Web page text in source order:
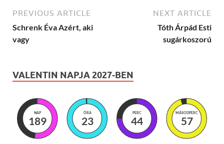
PREVIOUS ARTICLE
Schrenk Éva Azért, aki
vagy
NEXT ARTICLE
Tóth Árpád Esti
sugárkoszorú
VALENTIN NAPJA 2027-BEN
NAP
189
ÓRA
23
PERC
44
MÁSODPERC
55